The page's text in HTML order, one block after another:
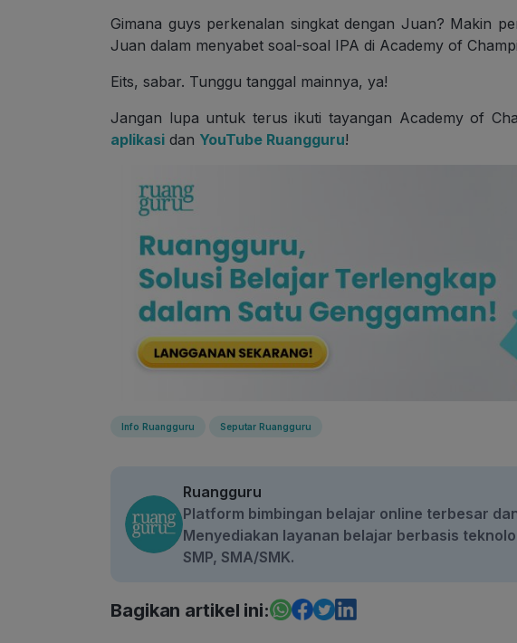
Gimana guys perkenalan singkat dengan Juan? Makin
Juan dalam menyabet soal-soal IPA di Academy of
Eits, sabar. Tunggu tanggal mainnya, ya!
Jangan lupa untuk terus ikuti tayangan Academy of
aplikasi dan YouTube Ruangguru!
Info Ruangguru Seputar Ruangguru
Ruangguru
Platform bimbingan belajar online terbesar
Menyediakan layanan belajar berbasis
SMP, SMA/SMK.
Bagikan artikel ini: